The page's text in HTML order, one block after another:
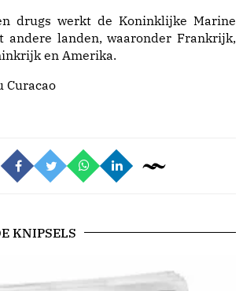
drugs werkt de Koninklijke Marine
andere landen, waaronder Frankrijk,
en Amerika.
Curacao
KNIPSELS